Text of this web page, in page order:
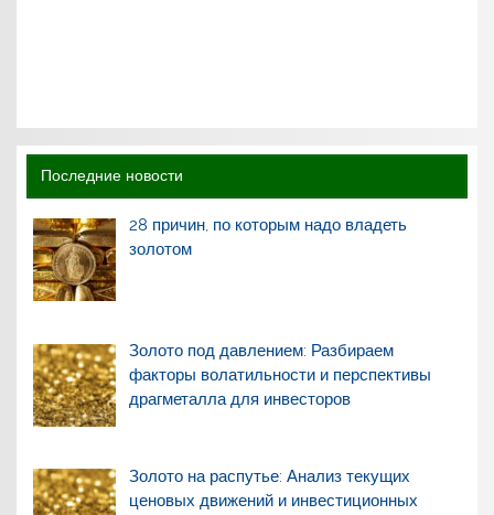
Последние новости
28 причин, по которым надо владеть
золотом
Золото под давлением: Разбираем
факторы волатильности и перспективы
драгметалла для инвесторов
Золото на распутье: Анализ текущих
ценовых движений и инвестиционных